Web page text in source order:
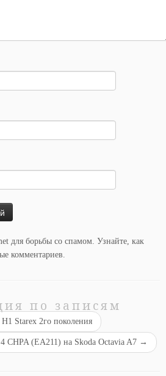
для борьбы со спамом. Узнайте, как
комментариев
по записям
Starex 2го поколения
CHPA (EA211) на Skoda Octavia A7 →